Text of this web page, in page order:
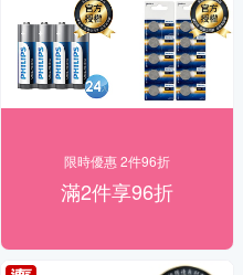
限時優惠 2件96折
滿2件享96折